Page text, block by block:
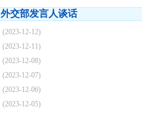
外交部发言人谈话
(2023-12-12)
(2023-12-11)
(2023-12-08)
(2023-12-07)
(2023-12-06)
(2023-12-05)